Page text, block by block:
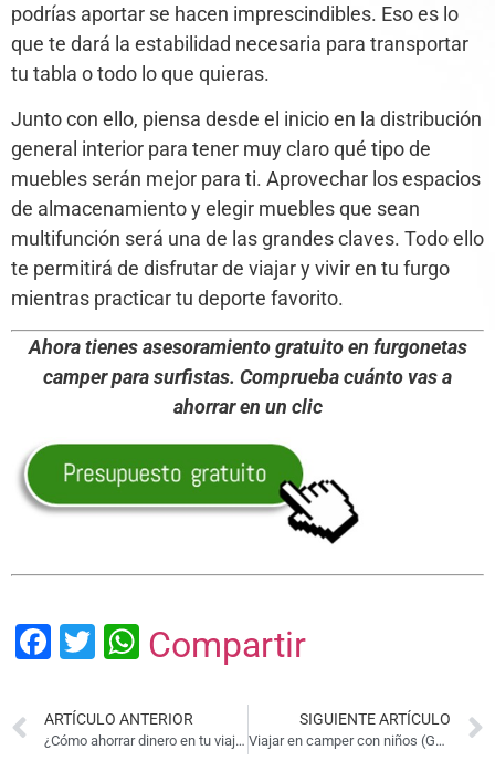
podrías aportar se hacen imprescindibles. Eso es lo
que te dará la estabilidad necesaria para transportar
tu tabla o todo lo que quieras.
Junto con ello, piensa desde el inicio en la distribución
general interior para tener muy claro qué tipo de
muebles serán mejor para ti. Aprovechar los espacios
de almacenamiento y elegir muebles que sean
multifunción será una de las grandes claves. Todo ello
te permitirá de disfrutar de viajar y vivir en tu furgo
mientras practicar tu deporte favorito.
Ahora tienes asesoramiento gratuito en furgonetas
camper para surfistas. Comprueba cuánto vas a
ahorrar en un clic
Facebook
Twitter
WhatsApp
Compartir
ARTÍCULO ANTERIOR
¿Cómo ahorrar dinero en tu viaje en camper?
SIGUIENTE ARTÍCULO
Viajar en camper con niños (Guía 2025)